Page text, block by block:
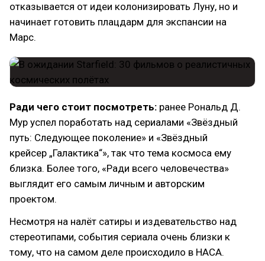
отказывается от идеи колонизировать Луну, но и
начинает готовить плацдарм для экспансии на
Марс.
Ради чего стоит посмотреть: ранее Рональд Д.
Мур успел поработать над сериалами «Звёздный
путь: Следующее поколение» и «Звёздный
крейсер „Галактика“», так что тема космоса ему
близка. Более того, «Ради всего человечества»
выглядит его самым личным и авторским
проектом.
Несмотря на налёт сатиры и издевательство над
стереотипами, события сериала очень близки к
тому, что на самом деле происходило в НАСА.